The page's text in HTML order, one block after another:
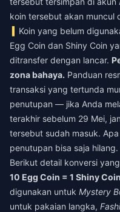
koin tersebut akan muncul
Koin yang belum
Egg Coin dan Shiny Coin
ditransfer dengan lancar.
zona bahaya. Panduan
transaksi yang tertunda
penutupan — jika Anda
terakhir sebelum 29 Mei,
tersebut sudah masuk.
penutupan bisa saja hilang.
Berikut detail konversi
10 Egg Coin = 1 Shiny Coin
digunakan untuk Mystery
untuk pakaian langka,